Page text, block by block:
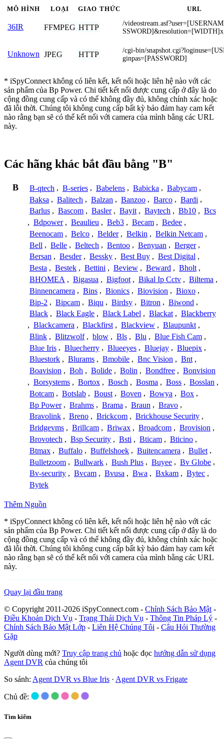
MÔ HÌNH LOẠI GIAO THỨC URL
36IR FFMPEG HTTP
/
Unknown JPEG HTTP
/cgi-bin/
ginpas=[PASSWORD]
* iSpyConnect không có liên kết, kết nối hoặc liên hệ nào với các
sản phẩm của Bp Power. Chi tiết kết nối được cung cấp ở đây là do
cộng đồng cung cấp và có thể không đầy đủ, không chính xác hoặc
đã lỗi thời. Chúng tôi không cung cấp bất kỳ bảo đảm hay cam kết
nào rằng bạn sẽ có thể kết nối với camera của mình bằng các URL
này.
Các hãng khác bắt đầu bằng "B"
B B-qtech , B-series , Babelens , Babicka , Babycam ,
Baksa , Balitech , Balzan , Banzoo , Barco , Bardi ,
Barlus , Bascom , Basler , Bayit , Baytech , Bb10 , Bcs
, Bdpower , Beaulieu , Beb3 , Becam , Bedee ,
Beenocam , Belco , Belder , Belkin , Belkin Netcam ,
Bell , Belle , Beltech , Bentoo , Benyuan , Berger ,
Bersan , Besder , Bessky , Best Buy , Best Digital ,
Besta , Bestek , Bettini , Beview , Beward , Bholt ,
BHOMEA , Bigasua , Bigfoot , Bikal Ip Cctv , Biltema ,
Binnencamera , Bins , Bionics , Biovision , Bioxo ,
Bip-2 , Bipcam , Biqu , Birdsy , Bitron , Biwond ,
Black , Black Eagle , Black Label , Blackat , Blackberry
, Blackcamera , Blackfirst , Blackview , Blaupunkt ,
Blink , Blitzwolf , blow , Bls , Blu , Blue Fish Cam ,
Blue Iris , Bluecherry , Blueeyes , Bluejay , Bluepix ,
Bluestork , Blurams , Bmobile , Bnc Vision , Bnt ,
Boavision , Boh , Bolide , Bolin , Bondfree , Bonvision
, Borsystems , Bortox , Bosch , Bosma , Boss , Bosslan ,
Botcam , Botslab , Boust , Boven , Bowya , Box ,
Bp Power , Brahms , Brama , Braun , Bravo ,
Bravolink , Breno , Brickcom , Brickhouse Security ,
Bridgevms , Brillcam , Briwax , Broadcom , Brovision ,
Brovotech , Bsp Security , Bsti , Bticam , Bticino ,
Btmax , Buffalo , Buffelshoek , Buitencamera , Bullet ,
Bulletzoom , Bullwark , Bush Plus , Buyee , Bv Globe ,
Bv-security , Bvcam , Bvusa , Bwa , Bxkam , Bytec ,
Bytek
Thêm Nguồn
* iSpyConnect không có liên kết, kết nối hoặc liên hệ nào với các
sản phẩm của Bp Power. Chi tiết kết nối được cung cấp ở đây là do
cộng đồng cung cấp và có thể không đầy đủ, không chính xác hoặc
đã lỗi thời. Chúng tôi không cung cấp bất kỳ bảo đảm hay cam kết
nào rằng bạn sẽ có thể kết nối với camera của mình bằng các URL
này.
Quay lại đầu trang
© Copyright 2011-2026 iSpyConnect.com - Chính Sách Bảo Mật -
Điều Khoản Dịch Vụ - Trạng Thái Dịch Vụ - Thông Tin Pháp Lý -
Chính Sách Bảo Mật Lớp - Liên Hệ Chúng Tôi - Câu Hỏi Thường
Gặp
Người dùng mới? Truy cập trang chủ hoặc đọc hướng dẫn sử dụng
Agent DVR của chúng tôi
So sánh: Agent DVR vs Blue Iris · Agent DVR vs Frigate
Chủ đề:
Tìm kiếm